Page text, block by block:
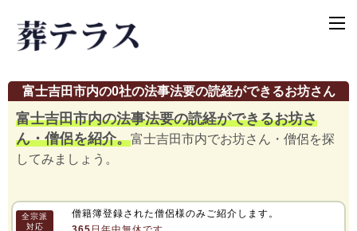
富士吉田市内の0社の法事法要の読経ができるお坊さん
富士吉田市内の法事法要の読経ができるお坊さ
ん・僧侶を紹介。富士吉田市内でお坊さん・僧侶を探
してみましょう。
全宗派
対応
僧籍簿登録された僧侶様のみご紹介します。